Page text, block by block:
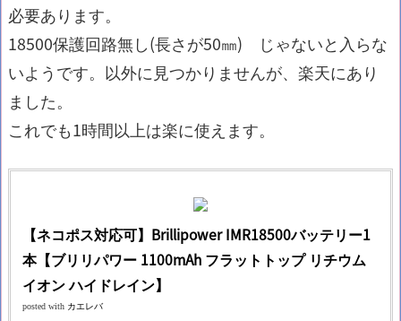
必要あります。
18500保護回路無し(長さが50㎜) じゃないと入らな
いようです。以外に見つかりませんが、楽天にあり
ました。
これでも1時間以上は楽に使えます。
【ネコポス対応可】Brillipower IMR18500バッテリー1
本【ブリリパワー 1100mAh フラットトップ リチウム
イオン ハイドレイン】
posted with カエレバ